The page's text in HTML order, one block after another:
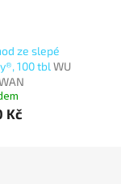
ze slepé
100 tblWU
Kč